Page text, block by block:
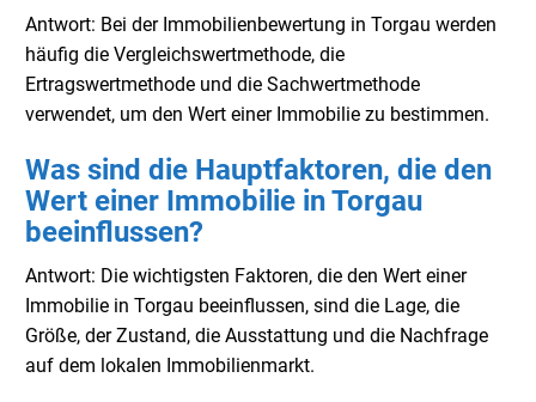
Antwort: Bei der Immobilienbewertung in Torgau werden
häufig die Vergleichswertmethode, die
Ertragswertmethode und die Sachwertmethode
verwendet, um den Wert einer Immobilie zu bestimmen.
Was sind die Hauptfaktoren, die den
Wert einer Immobilie in Torgau
beeinflussen?
Antwort: Die wichtigsten Faktoren, die den Wert einer
Immobilie in Torgau beeinflussen, sind die Lage, die
Größe, der Zustand, die Ausstattung und die Nachfrage
auf dem lokalen Immobilienmarkt.